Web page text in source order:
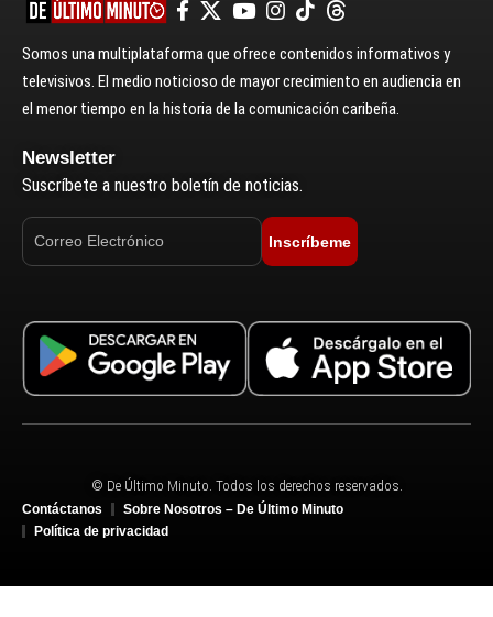
Somos una multiplataforma que ofrece contenidos informativos y
televisivos. El medio noticioso de mayor crecimiento en audiencia en
el menor tiempo en la historia de la comunicación caribeña.
Newsletter
Suscríbete a nuestro boletín de noticias.
Inscríbeme
© De Último Minuto. Todos los derechos reservados.
Contáctanos
Sobre Nosotros – De Último Minuto
Política de privacidad